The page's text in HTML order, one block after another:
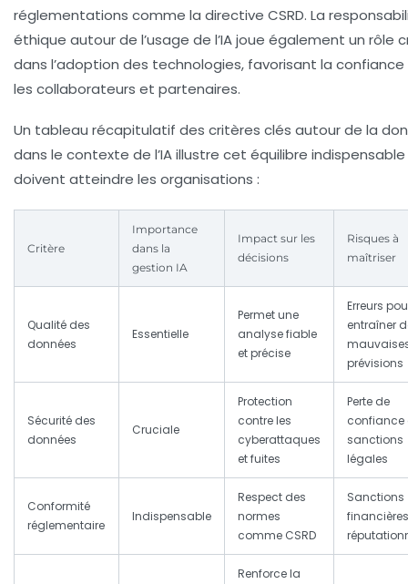
réglementations comme la directive CSRD. La
éthique autour de l’usage de l’IA joue également un rôle
dans l’adoption des technologies, favorisant la
les collaborateurs et partenaires.
Un tableau récapitulatif des critères clés autour de la
dans le contexte de l’IA illustre cet équilibre
doivent atteindre les organisations :
Critère
Importance
dans la
gestion IA
Impact sur les
décisions
Risques à
maîtriser
Qualité des
données
Essentielle
Permet une
analyse fiable
et précise
Erreurs
entraîner
prévisions
Sécurité des
données
Cruciale
Protection
contre les
cyberattaques
et fuites
Perte de
confiance
sanctions
légales
Conformité
réglementaire
Indispensable
Respect des
normes
comme CSRD
Sanctions
Renforce la